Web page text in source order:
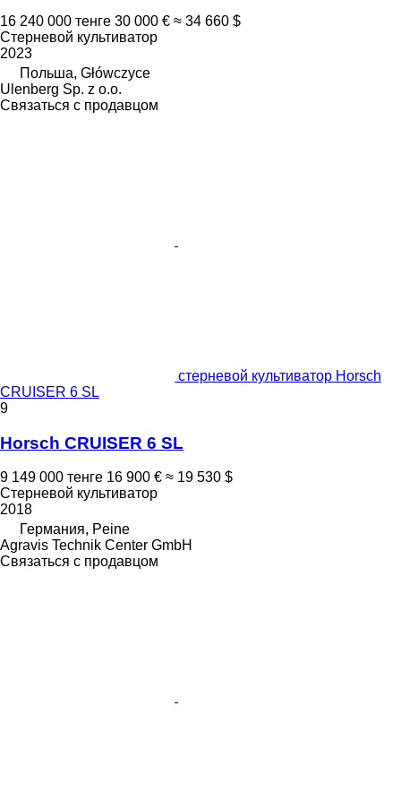
16 240 000 тенге 30 000 € ≈ 34 660 $
Стерневой культиватор
2023
Польша, Główczyce
Ulenberg Sp. z o.o.
Связаться с продавцом
стерневой культиватор Horsch
CRUISER 6 SL
9
Horsch CRUISER 6 SL
9 149 000 тенге 16 900 € ≈ 19 530 $
Стерневой культиватор
2018
Германия, Peine
Agravis Technik Center GmbH
Связаться с продавцом